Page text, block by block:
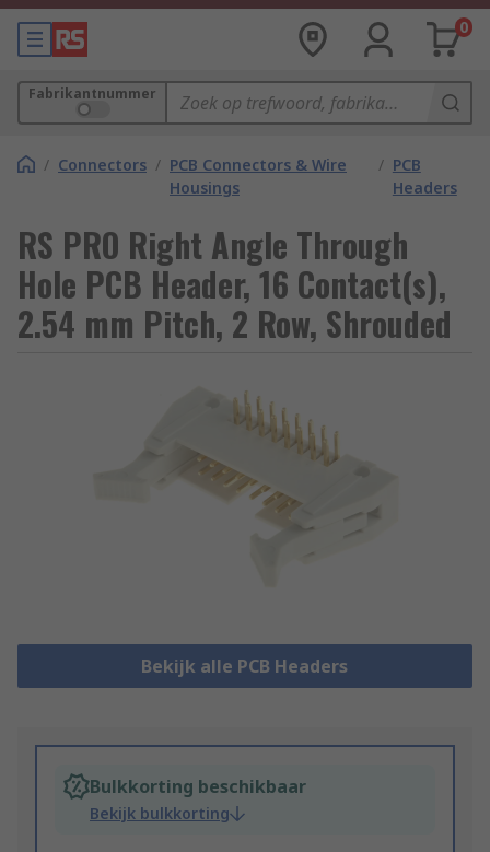
0
Fabrikantnummer
/ Connectors / PCB Connectors & Wire
Housings
/ PCB
Headers
RS PRO Right Angle Through
Hole PCB Header, 16 Contact(s),
2.54 mm Pitch, 2 Row, Shrouded
Bekijk alle PCB Headers
Bulkkorting beschikbaar
Bekijk bulkkorting